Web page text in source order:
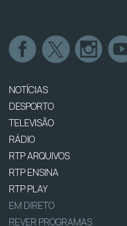
NOTÍCIAS
DESPORTO
TELEVISÃO
RÁDIO
RTP ARQUIVOS
RTP ENSINA
RTP PLAY
EM DIRETO
REVER PROGRAMAS